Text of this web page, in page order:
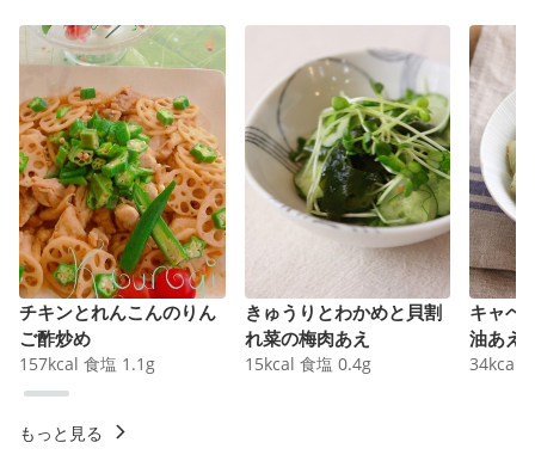
チキンとれんこんのりん
ご酢炒め
157kcal 食塩 1.1 g
きゅうりとわかめと貝割
れ菜の梅肉あえ
15kcal 食塩 0.4g
キャベ
油あえ
34kcal
もっと見る